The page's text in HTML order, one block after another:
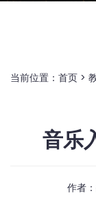
当前位置： 首页 >
音乐
作者